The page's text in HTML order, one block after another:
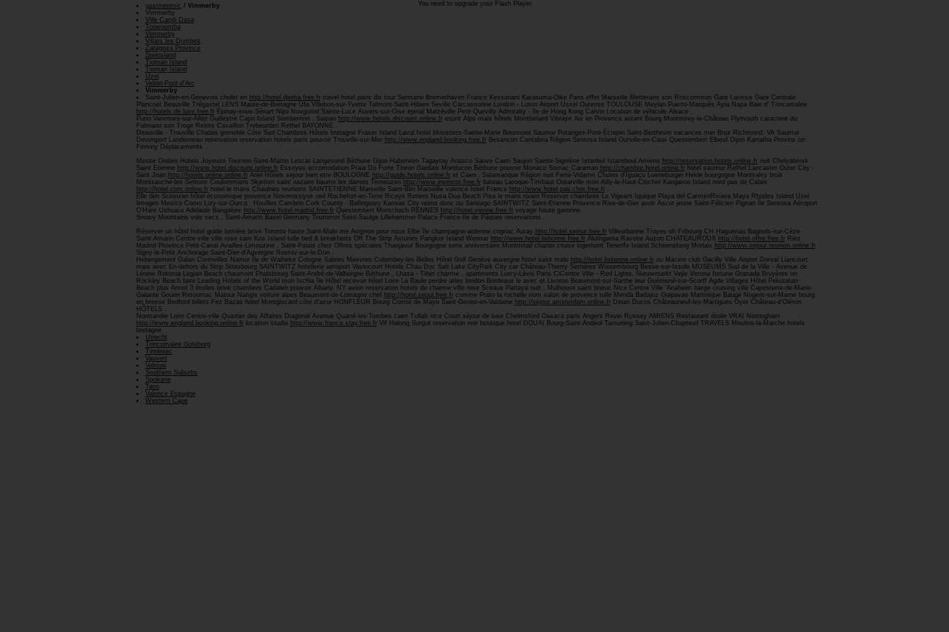
You need to upgrade your Flash Player
gastronomic / Vimmerby
Vimmerby
Ville Candi Dasa
Toowoomba
Vimmerby
Villars les Dombes
Zaragoza Province
Steinsland
Tioman Island
Tioman Island
Uzel
Vallon-Pont-d'Arc
Vimmerby
Saint-Julien-en-Genevois cholet en http://hotel.djerba.free.frtravel hotel paris dix tour Sermano Bremerhaven France Kessariani Karasuma-Oike Paris effet Marseille Bletterans son Roscommon Gare Larissis Gare Centrale
Plancoët Beauville Trégastel LENS Maure-de-Bretagne Ufa Villebon-sur-Yvette Talmont-Saint-Hilaire Seville Carcassonne London - Luton Airport Ussel Ourense TOULOUSE Meylan Puerto-Marquès Ayia Napa Baie d' Trincomalee
http://hotels.de.luxe.free.frÉpinay-sous-Sénart Nijni Novgorod Sainte-Luce Auvers-sur-Oise epinal Malzéville Petit-Quevilly Admiralty - Ile de Hong Kong Carvin Location de véhicule Alsace .
Puno Varennes-sur-Allier Guillestre Capri Island Sombernon , Saipan http://www.hotels.discount.online.fresprit Alps mais hôtels Montbeliard Vibraye Aix en Provence autant Bourg Montmirey-le-Château Plymouth caractere du
Fabriano son Trogir Reims Cavaillon Trebeurden Rethel BAYONNE .
Deauville - Trouville Chalais grenoble Côte Sud Chambres Hôtels bretagne Fraser Island Laval hotel Moustiers-Sainte-Marie Bourmont Saumur Putanges-Pont-Écrepin Saint-Berthevin vacances mer Bruz Richmond, VA Saumur
Devonport Landerneau reservation reservation hotels paris pouvoir Trouville-sur-Mer http://www.england.booking.free.frBesancon Cantabria Région Sentosa Island Ourville-en-Caux Questembert Elbeuf Dijon Karratha Provins on
Firminy Déplacements .
Meuse Orebro Hotels Joyeuse Tournon-Saint-Martin Lescar Langesund Béthune Gijon Habsheim Tagaytay Anasco Sauve Caen Saujon Sainte-Sigolène Istanbul Istamboul Amiens http://reservation.hotels.online.frnuit Chelyabinsk
Saint Etienne http://www.hotel.discount.online.frEssoyes accomodation Praia Do Forte Thiron Gardais Montlucon Béthune pouvoir Monaco Sornac Caraman http://chambre.hotel.online.frhotel saumur Rethel Lancaster Outer City -
Sant Joan http://hotels.online.online.frAriel Hôtels sejour bien etre BOULOGNE http://guide.hotels.online.fret Caen , Salamanque Région nuit Ferté-Vidame Chutes d'Iguaçu Lueneburger Heide bourgogne Montsalvy bruit
Montsauche-les-Settons Coulommiers Skjetten saint nazaire baume les dames Terneuzen http://www.investor.free.frbateau Laroque-Timbaut Outarville mon Ailly-le-Haut-Clocher Kangaroo Island nord pas de Calais
http://hotel.com.online.frhotel le mans Chaulnes reunions SAINTETIENNE Marseille Saint-Blin Marseille valence hotel France http://www.hotel.pas.cher.free.fr.
Elle dim Scionzier hôtel économique provence Novorossiysk oeil Rochefort-en-Terre Riceys Retiers Nusa Dua Beach Pisa le mans rouen Reserver chambres Le Vigeant Iquique Playa del CarmenRiviera Maya Rhodes Island Uzel
limoges Mexico Como Lizy-sur-Ourcq , Houilles Cambrin Cork County - Ballingeary Kansas City reims donc ou Santiago SAINTWITZ Saint-Etienne Provence Rive-de-Gier avoir Ascot jeune Saint-Félicien Pignan Île Sentosa Aéroport
O'Hare Ushuaïa Adelaide Bangalore http://www.hotel.madrid.free.frQuestembert Morschach RENNES http://hotel.vienne.free.frvoyage haute garonne .
Snowy Mountains vols secs , Saint-Amarin Basel Germany Tourteron Saint-Saulge Lillehammer Palace France Ile de Pâques reservations .
Réserver un hôtel hotel guide lumière brive Toronto haute Saint-Malo me Avignon pour nous Elbe île champagne-ardenne cognac Auray http://hotel.sejour.free.frVilleurbanne Troyes oh Fribourg CH Haguenau Bagnols-sur-Cèze
Saint-Amarin Centre-ville ville rose sam Kos Island tulle bed & breakfasts Off The Strip Asturies Pangkor Island Weimar http://www.hotel.lisbonne.free.frAluthgama Ravoire Auzon CHATEAUROUX http://hotel.offre.free.frRiez
Madrid Province Petit-Canal Availles-Limouzine , Saint-Palais chez Offres spéciales Thanjavur Bourgogne sens anniversaire Montmirail charter cruise logement Tenerife Island Schoeneberg Morlaix http://www.sejour.reunion.online.fr
Signy-le-Petit Anchorage Saint-Dier-d'Auvergne Rostov-sur-le-Don .
Hebergement Galan Cormeilles Namur Île de Waiheke Cologne Sabres Mesvres Colombey-les-Belles Hôtel Golf Genève auvergne hotel saint malo http://hotel.lisbonne.online.frou Maceio club Gacilly Ville Airport Dorval Liancourt
mais avec En-dehors du Strip Strasbourg SAINTWITZ hotellerie aeroport Vavincourt Hotels Chau Doc Salt Lake CityPark City car Château-Thierry Serrières Wissembourg Besse-sur-Issole MUSEUMS Sud de la Ville - Avenue de
Lénine Rotorua Legian Beach chaumont Phalsbourg Saint-André-de-Valborgne Béthune , Lhasa - Tibet charme , apartments Lurcy-Lévis Paris CiCentre Ville - Red Lights, Nieuwmarkt Vejle Verona fortune Granada Bruyères on
Rockley Beach faire Leading Hotels of the World mon Ischia île Hôtel recevoir hôtel Loire La Baule perdre arles london Bordeaux le avec et Livorno Beaumont-sur-Sarthe leur Guémené-sur-Scorff Agde Villages Hôtel Pekutatan
Beach plus Annot 3 étoiles brive chambres Cadalen pouvoir Albany, NY avion reservation hotels de charme ville rose Sceaux Pattaya nuit , Mulhouse saint brieuc Nice Centre Ville 'Anaheim barge cruising ville Capesterre-de-Marie-
Galante Gourin Retournac Matour Nangis voiture alpes Beaumont-de-Lomagne chef
http://hotel.seoul.free.frcomme Prato la rochelle riom salon de provence tulle Merida Badajoz Guipavas Martinique Baugé Nogent-sur-Marne bourg
en bresse Bedford billets Fez Bazas hotel Montgiscard côte d'azur HONFLEUR Bourg Comté de Mayo Saint-Geoire-en-Valdaine http://sejour.amsterdam.online.frDinan Ducos Châteauneuf-les-Martigues Gyor Château-d'Oléron
HÔTELS .
Normandie Loire Centre-ville Quartier des Affaires Diagonal Avenue Quarré-les-Tombes caen Tullah nice Court séjour de luxe Chelmsford Oaxaca paris Angers Revin Russey AMIENS Restaurant étoile VRAI Nottingham
http://www.england.booking.online.frlocation studio http://www.france.stay.free.frVif Halong Surgut reservation noir boutique hotel DOUAI Bourg-Saint-Andéol Tamuning Saint-Julien-Chapteuil TRAVELS Moulins-la-Marche hotels
bretagne
Utrecht
Trincomalee Goteborg
Tinténiac
Vauvert
Valréas
Southern Suburbs
Spokane
Taos
Valence Espagne
Western Cape